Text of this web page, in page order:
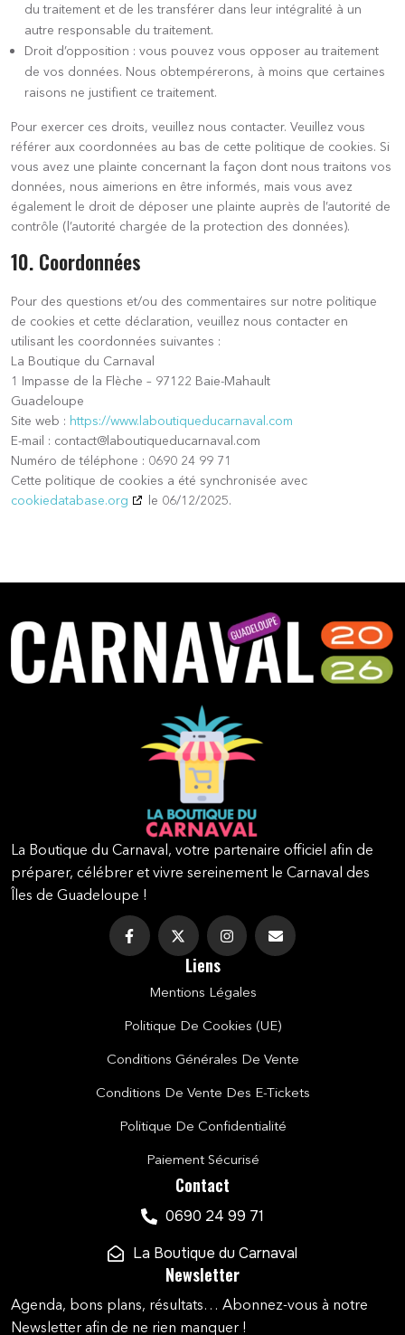
du traitement et de les transférer dans leur intégralité à un
autre responsable du traitement.
Droit d’opposition : vous pouvez vous opposer au traitement
de vos données. Nous obtempérerons, à moins que certaines
raisons ne justifient ce traitement.
Pour exercer ces droits, veuillez nous contacter. Veuillez vous
référer aux coordonnées au bas de cette politique de cookies. Si
vous avez une plainte concernant la façon dont nous traitons vos
données, nous aimerions en être informés, mais vous avez
également le droit de déposer une plainte auprès de l’autorité de
contrôle (l’autorité chargée de la protection des données).
10. Coordonnées
Pour des questions et/ou des commentaires sur notre politique
de cookies et cette déclaration, veuillez nous contacter en
utilisant les coordonnées suivantes :
La Boutique du Carnaval
1 Impasse de la Flèche – 97122 Baie-Mahault
Guadeloupe
Site web : https://www.laboutiqueducarnaval.com
E-mail : contact@laboutiqueducarnaval.com
Numéro de téléphone : 0690 24 99 71
Cette politique de cookies a été synchronisée avec
cookiedatabase.org
le 06/12/2025.
La Boutique du Carnaval, votre partenaire officiel afin de
préparer, célébrer et vivre sereinement le Carnaval des
Îles de Guadeloupe !
Liens
Mentions Légales
Politique De Cookies (UE)
Conditions Générales De Vente
Conditions De Vente Des E-Tickets
Politique De Confidentialité
Paiement Sécurisé
Contact
0690 24 99 71
La Boutique du Carnaval
Newsletter
Agenda, bons plans, résultats… Abonnez-vous à notre
Newsletter afin de ne rien manquer !